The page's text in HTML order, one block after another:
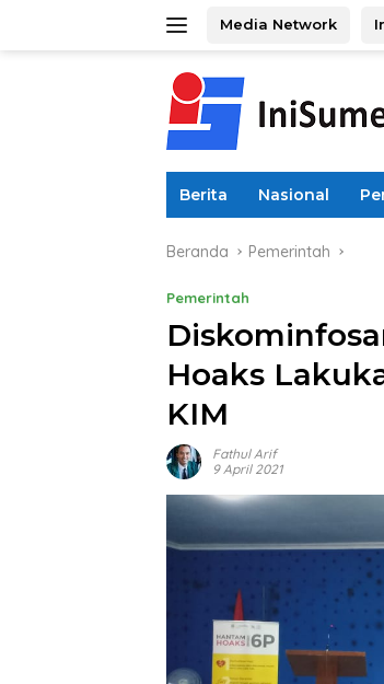
Media Network
Berita Nasional
Beranda Pemerintah
Pemerintah
Hoaks
KIM
Fathul Arif
9 April 2021